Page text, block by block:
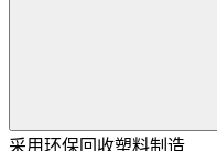
采用环保回收塑料制造